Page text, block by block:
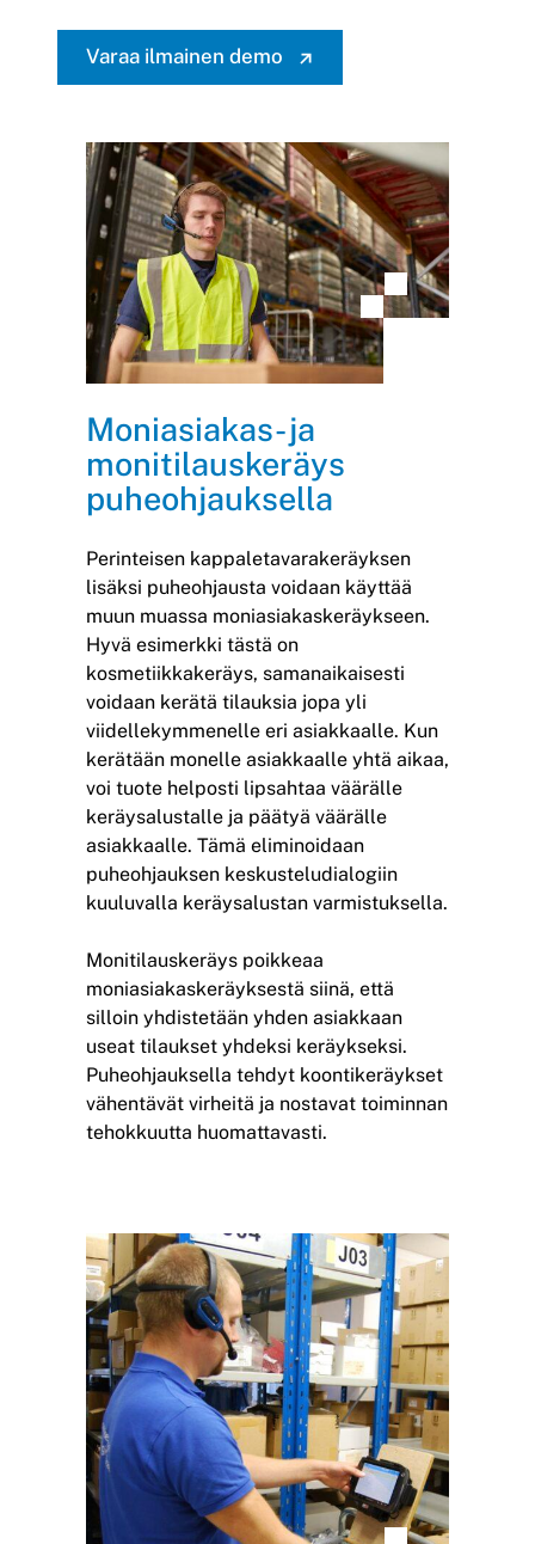
Varaa ilmainen demo
Moniasiakas- ja
monitilauskeräys
puheohjauksella
Perinteisen kappaletavarakeräyksen
lisäksi puheohjausta voidaan käyttää
muun muassa moniasiakaskeräykseen.
Hyvä esimerkki tästä on
kosmetiikkakeräys, samanaikaisesti
voidaan kerätä tilauksia jopa yli
viidellekymmenelle eri asiakkaalle. Kun
kerätään monelle asiakkaalle yhtä aikaa,
voi tuote helposti lipsahtaa väärälle
keräysalustalle ja päätyä väärälle
asiakkaalle. Tämä eliminoidaan
puheohjauksen keskusteludialogiin
kuuluvalla keräysalustan varmistuksella.
Monitilauskeräys poikkeaa
moniasiakaskeräyksestä siinä, että
silloin yhdistetään yhden asiakkaan
useat tilaukset yhdeksi keräykseksi.
Puheohjauksella tehdyt koontikeräykset
vähentävät virheitä ja nostavat toiminnan
tehokkuutta huomattavasti.